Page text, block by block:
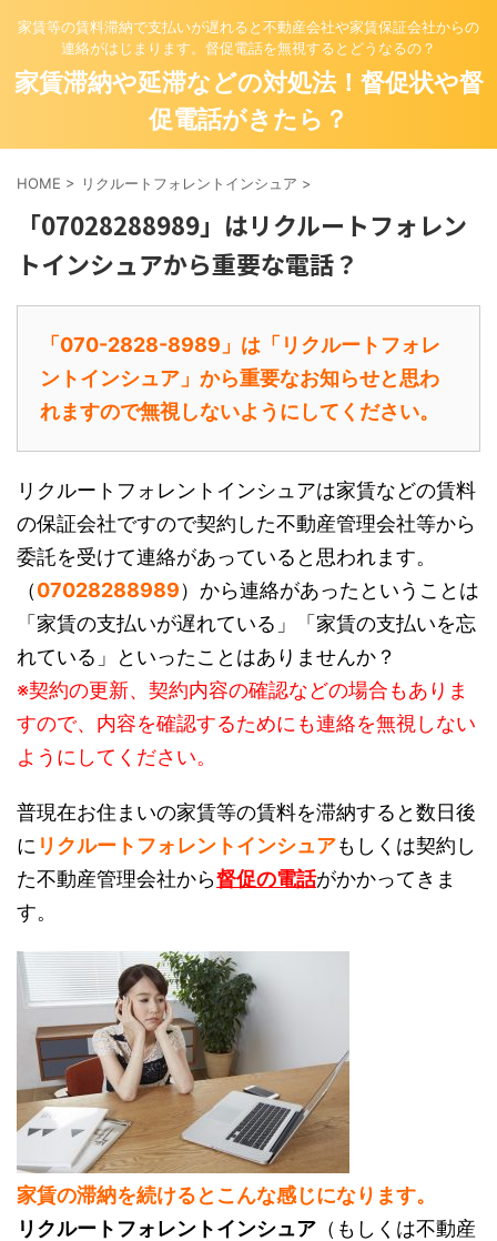
家賃等の賃料滞納で支払いが遅れると不動産会社や家賃保証会社からの
連絡がはじまります。督促電話を無視するとどうなるの？
家賃滞納や延滞などの対処法！督促状や督
促電話がきたら？
HOME > リクルートフォレントインシュア >
「07028288989」はリクルートフォレン
トインシュアから重要な電話？
「070-2828-8989」は「リクルートフォレ
ントインシュア」から重要なお知らせと思わ
れますので無視しないようにしてください。
リクルートフォレントインシュアは家賃などの賃料
の保証会社ですので契約した不動産管理会社等から
委託を受けて連絡があっていると思われます。
（07028288989）から連絡があったということは
「家賃の支払いが遅れている」「家賃の支払いを忘
れている」といったことはありませんか？
※契約の更新、契約内容の確認などの場合もありま
すので、内容を確認するためにも連絡を無視しない
ようにしてください。
普現在お住まいの家賃等の賃料を滞納すると数日後
に リクルートフォレントインシュアもしくは契約し
た不動産管理会社から督促の電話がかかってきま
す。
家賃の滞納を続けるとこんな感じになります。
リクルートフォレントインシュア （もしくは不動産